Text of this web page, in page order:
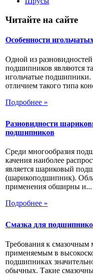
Читайте на сайте
Особенности
Одной из
подшипников являются
игольчатые
отличием такого типа
Подробнее »
Разновидности
подшипников
Среди многообразия
качения наиболее
является шариковый
(шарикоподшипник).
применения обширны и...
Подробнее »
Смазка для
Требования к смазочным
применяемым в
подшипниках
обычных. Такие